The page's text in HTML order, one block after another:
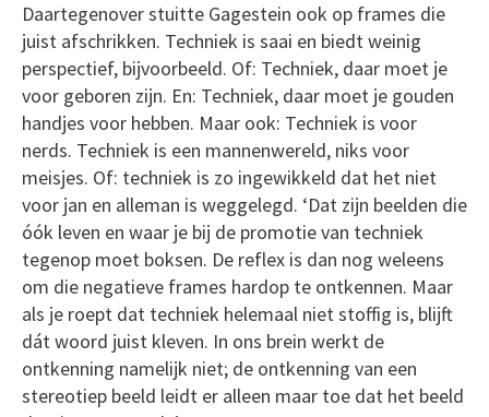
Daartegenover stuitte Gagestein ook op frames die
juist afschrikken. Techniek is saai en biedt weinig
perspectief, bijvoorbeeld. Of: Techniek, daar moet je
voor geboren zijn. En: Techniek, daar moet je gouden
handjes voor hebben. Maar ook: Techniek is voor
nerds. Techniek is een mannenwereld, niks voor
meisjes. Of: techniek is zo ingewikkeld dat het niet
voor jan en alleman is weggelegd. ‘Dat zijn beelden die
óók leven en waar je bij de promotie van techniek
tegenop moet boksen. De reflex is dan nog weleens
om die negatieve frames hardop te ontkennen. Maar
als je roept dat techniek helemaal niet stoffig is, blijft
dát woord juist kleven. In ons brein werkt de
ontkenning namelijk niet; de ontkenning van een
stereotiep beeld leidt er alleen maar toe dat het beeld